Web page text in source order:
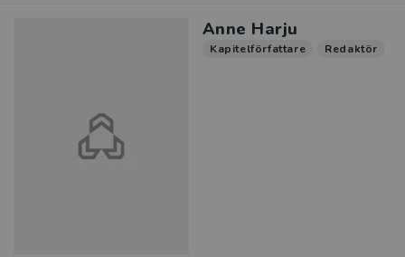
Anne Harju
Kapitelförfattare Redaktör